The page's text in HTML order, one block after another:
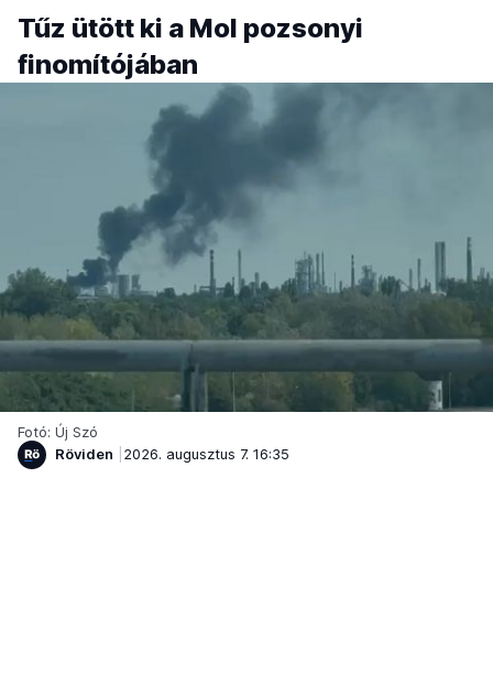
Tűz ütött ki a Mol pozsonyi
finomítójában
Fotó: Új Szó
Röviden
2026. augusztus 7. 16:35